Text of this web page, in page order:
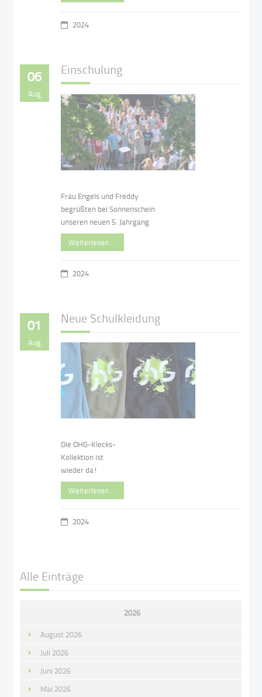
2024
06
Aug
Einschulung
Frau Engels und Freddy
begrüßten bei Sonnenschein
unseren neuen 5. Jahrgang
Weiterlesen …
2024
01
Aug
Neue Schulkleidung
Die OHG-Klecks-
Kollektion ist
wieder da!
Weiterlesen …
2024
Alle Einträge
2026
August 2026
Juli 2026
Juni 2026
Mai 2026